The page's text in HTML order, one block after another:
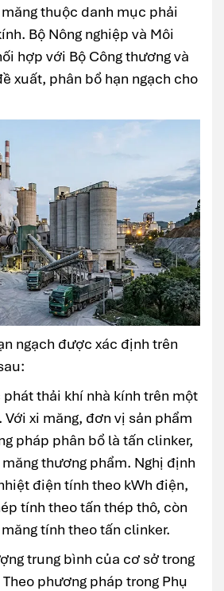
thuộc danh mục phải
Bộ Nông nghiệp và Môi
hợp với Bộ Công thương và
xuất, phân bổ hạn ngạch cho
ngạch được xác định trên
thải khí nhà kính trên một
xi măng, đơn vị sản phẩm
pháp phân bổ là tấn clinker,
thương phẩm. Nghị định
điện tính theo kWh điện,
tính theo tấn thép thô, còn
tính theo tấn clinker.
trung bình của cơ sở trong
phương pháp trong Phụ